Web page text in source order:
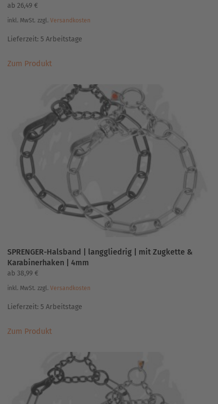
ab 26,49 €
inkl. MwSt. zzgl. Versandkosten
Lieferzeit: 5 Arbeitstage
Zum ProduktProdukt
mehrere
Varianten
auf.
Die
können
gewählt
werden
SPRENGER-Halsband | langgliedrig | mit Zugkette &
Karabinerhaken | 4mm
ab 38,99 €
inkl. MwSt. zzgl. Versandkosten
Lieferzeit: 5 Arbeitstage
Zum ProduktProdukt
mehrere
Varianten
auf.